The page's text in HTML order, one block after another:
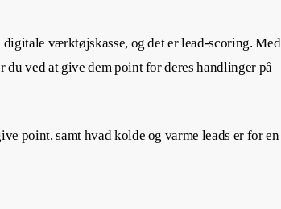
værktøjskasse, og det er lead-scoring. Med
ved at give dem point for deres handlinger på
point, samt hvad kolde og varme leads er for en